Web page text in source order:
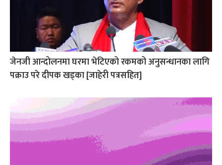
जेनजी आन्दोलनमा घरमा भेटिएको रकमको अनुसन्धानका लागि
पक्राउ परे दीपक खड्का [जाहेरी पत्रसहित]